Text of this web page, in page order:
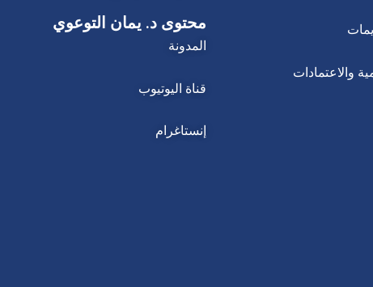
والاعتمادات
محتوى د. يمان التوعوي
المدونة
قناة اليوتيوب
إنستاغرام